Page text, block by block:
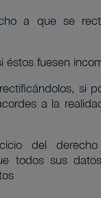
a que se
éstos fuesen
si
a la
del
todos sus